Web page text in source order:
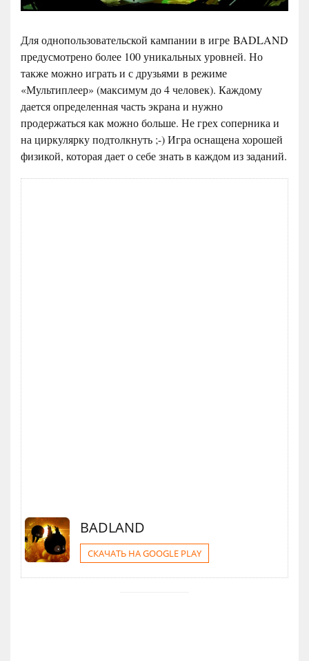
Для однопользовательской кампании в игре BADLAND
предусмотрено более 100 уникальных уровней. Но
также можно играть и с друзьями в режиме
«Мультиплеер» (максимум до 4 человек). Каждому
дается определенная часть экрана и нужно
продержаться как можно больше. Не грех соперника и
на циркулярку подтолкнуть ;-) Игра оснащена хорошей
физикой, которая дает о себе знать в каждом из заданий.
BADLAND
СКАЧАТЬ НА GOOGLE PLAY